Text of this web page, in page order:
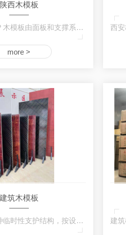
陕西木模板
什么是木模板？木模板由面板和支撑系统组成，…
more >
建筑木模板
建筑模板是一种临时性支护结构，按设计要求制…